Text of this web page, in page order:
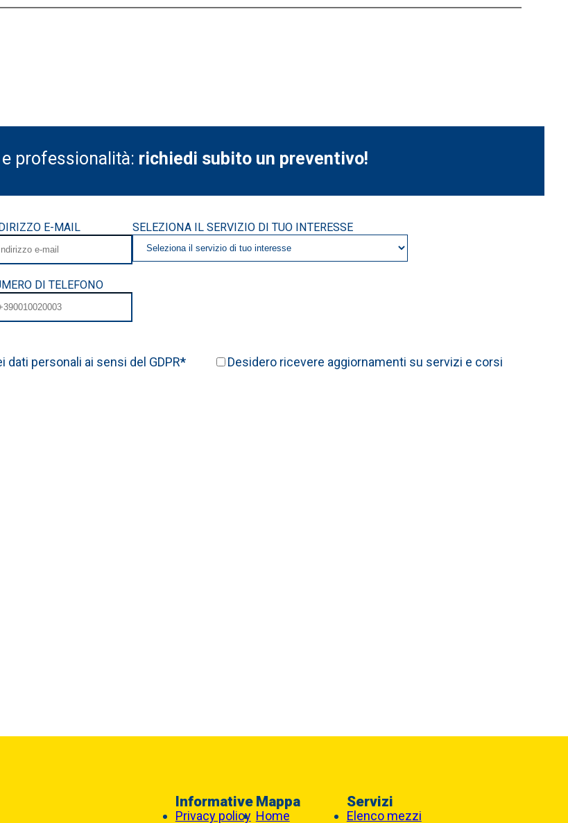
professionalità: richiedi subito un preventivo!
E-MAIL
DI TELEFONO
SELEZIONA IL SERVIZIO DI TUO INTERESSE
personali ai sensi del GDPR* Desidero ricevere aggiornamenti su servizi e corsi
Informative
Privacy policy
Mappa
Home
Servizi
Elenco mezzi